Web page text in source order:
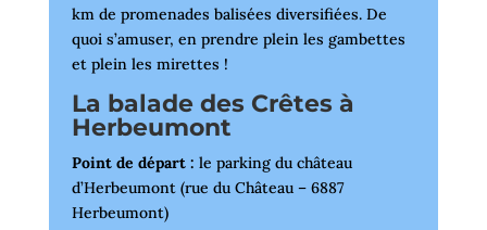
km de promenades balisées diversifiées. De
quoi s’amuser, en prendre plein les gambettes
et plein les mirettes !
La balade des Crêtes à
Herbeumont
Point de départ : le parking du château
d’Herbeumont (rue du Château – 6887
Herbeumont)